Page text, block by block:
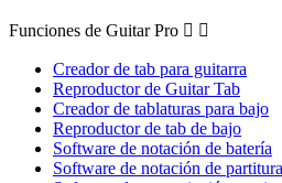
Funciones de Guitar Pro  
Creador de tab para guitarra
Reproductor de Guitar Tab
Creador de tablaturas para bajo
Reproductor de tab de bajo
Software de notación de batería
Software de notación de